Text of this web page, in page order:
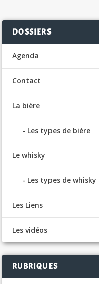
DOSSIERS
Agenda
Contact
La bière
Les types de bière
Le whisky
Les types de whisky
Les Liens
Les vidéos
RUBRIQUES